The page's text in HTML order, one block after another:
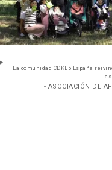
La comunidad CDKL5 España
- ASOCIACIÓN DE